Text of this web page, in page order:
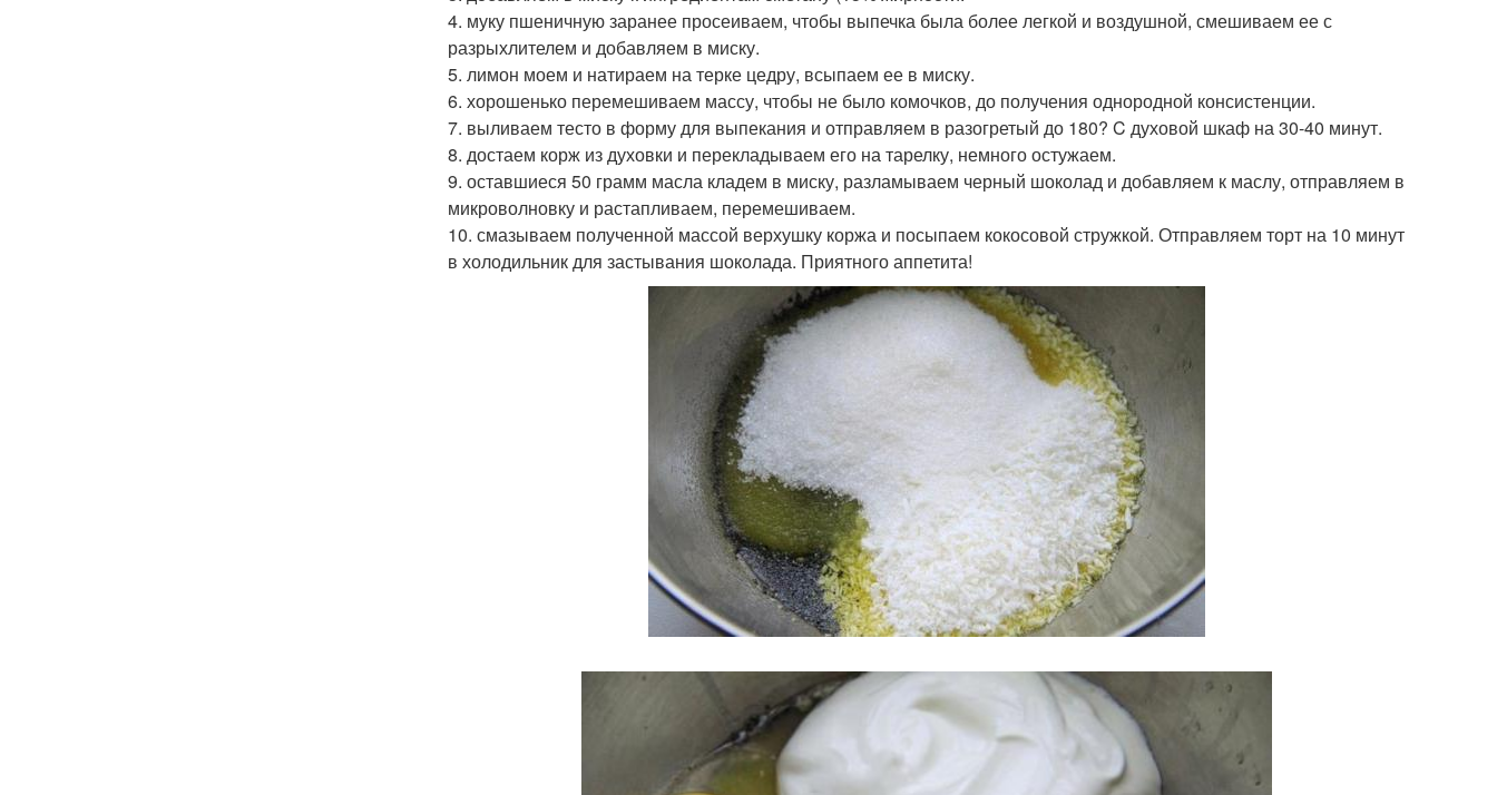
4. муку пшеничную заранее просеиваем, чтобы выпечка была более легкой и воздушной, смешиваем ее с
разрыхлителем и добавляем в миску.
5. лимон моем и натираем на терке цедру, всыпаем ее в миску.
6. хорошенько перемешиваем массу, чтобы не было комочков, до получения однородной консистенции.
7. выливаем тесто в форму для выпекания и отправляем в разогретый до 180? C духовой шкаф на 30-40 минут.
8. достаем корж из духовки и перекладываем его на тарелку, немного остужаем.
9. оставшиеся 50 грамм масла кладем в миску, разламываем черный шоколад и добавляем к маслу, отправляем в
микроволновку и растапливаем, перемешиваем.
10. смазываем полученной массой верхушку коржа и посыпаем кокосовой стружкой. Отправляем торт на 10 минут
в холодильник для застывания шоколада. Приятного аппетита!